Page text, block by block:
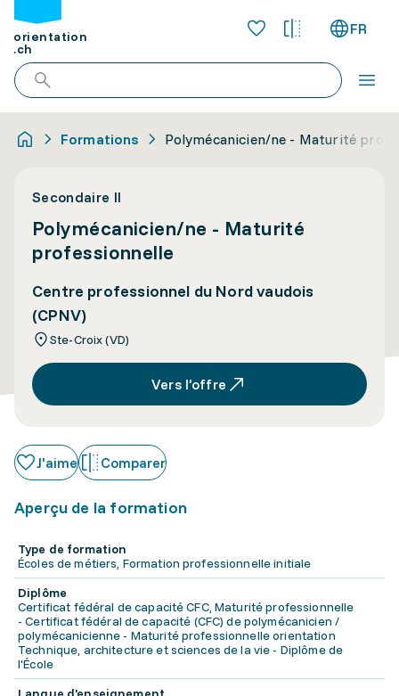
orientation
.ch
FR
Formations Polymécanicien/ne - Maturité
Secondaire II
Polymécanicien/ne - Maturité
professionnelle
Centre professionnel du Nord vaudois
(CPNV)
Ste-Croix (VD)
Vers l’offre
J'aime Comparer
Aperçu de la formation
Type de formation
Écoles de métiers, Formation professionnelle initiale
Diplôme
Certificat fédéral de capacité CFC, Maturité professionnelle
- Certificat fédéral de capacité (CFC) de polymécanicien /
polymécanicienne - Maturité professionnelle orientation
Technique, architecture et sciences de la vie - Diplôme de
l'École